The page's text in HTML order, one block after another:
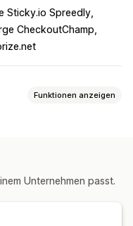
Sticky.io Spreedly
CheckoutChamp
Funktionen anzeigen
Unternehmen passt.